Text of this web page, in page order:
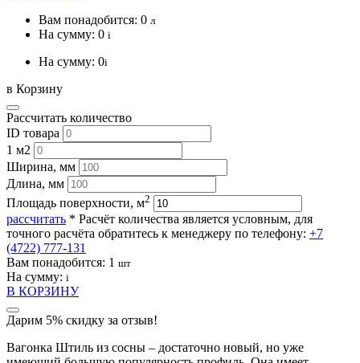
Вам понадобится: 0 л
На сумму: 0 i
На сумму: 0i
в Корзину
Рассчитать количество
ID товара
1 м2
Ширина, мм
Длина, мм
Площадь поверхности, м2
рассчитать * Расчёт количества является условным, для
точного расчёта обратитесь к менеджеру по телефону: +7
(4722) 777-131
Вам понадобится: 1 шт
На сумму: i
В КОРЗИНУ
Дарим 5% скидку за отзыв!
Вагонка Штиль из сосны – достаточно новый, но уже